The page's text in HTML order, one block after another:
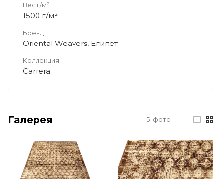
Вес г/м²
1500 г/м²
Бренд
Oriental Weavers, Египет
Коллекция
Carrera
Галерея 5 фото —